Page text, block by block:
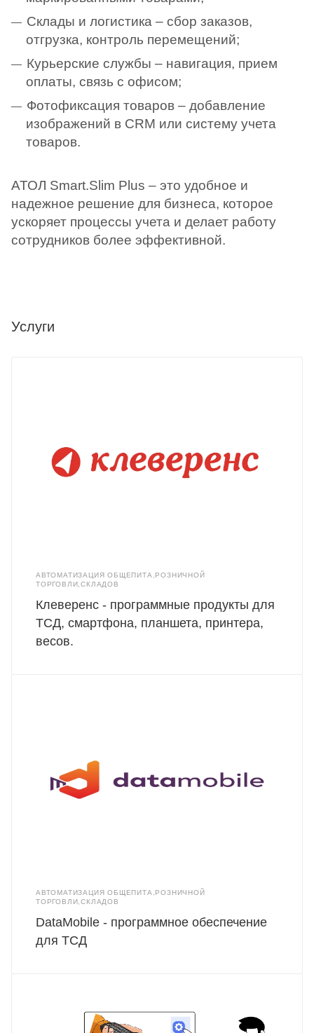
Склады и логистика – сбор заказов,
отгрузка, контроль перемещений;
Курьерские службы – навигация, прием
оплаты, связь с офисом;
Фотофиксация товаров – добавление
изображений в CRM или систему учета
товаров.
АТОЛ Smart.Slim Plus – это удобное и
надежное решение для бизнеса, которое
ускоряет процессы учета и делает работу
сотрудников более эффективной.
Услуги
АВТОМАТИЗАЦИЯ ОБЩЕПИТА,РОЗНИЧНОЙ
ТОРГОВЛИ,СКЛАДОВ
Клеверенс - программные продукты для
ТСД, смартфона, планшета, принтера,
весов.
АВТОМАТИЗАЦИЯ ОБЩЕПИТА,РОЗНИЧНОЙ
ТОРГОВЛИ,СКЛАДОВ
DataMobile - программное обеспечение
для ТСД